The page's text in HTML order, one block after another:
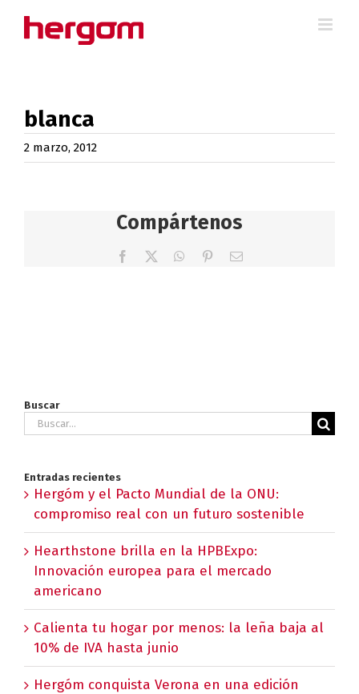
blanca
2 marzo, 2012
Compártenos
Facebook WhatsApp
PinterestCorreo
Buscar
Buscar:
Entradas recientes
Hergóm y el Pacto Mundial de la ONU:
compromiso real con un futuro sostenible
Hearthstone brilla en la HPBExpo:
Innovación europea para el mercado
americano
Calienta tu hogar por menos: la leña baja al
10% de IVA hasta junio
Hergóm conquista Verona en una edición